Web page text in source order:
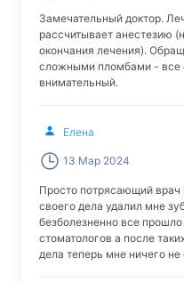
Замечательный доктор.
рассчитывает анестезию
окончания лечения).
сложными пломбами - все
внимательный.
Елена
13 Мар 2024
Просто потрясающий
своего дела удалил мне
безболезненно все
стоматологов а после
дела теперь мне ничего